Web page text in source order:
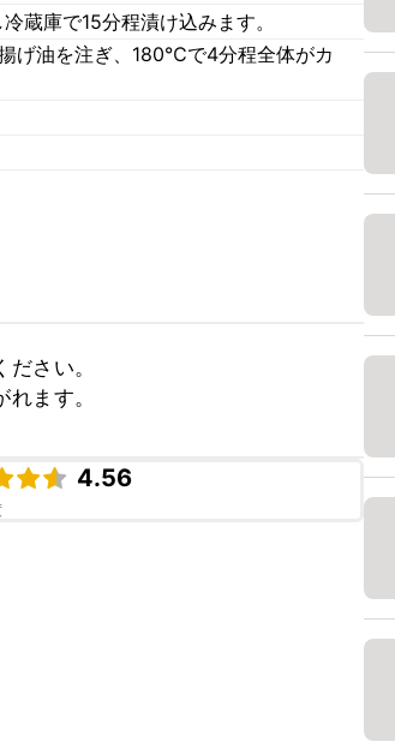
蔵庫で15分程漬け込みます。
げ油を注ぎ、180℃で4分程全体がカ
さい。
ます。
4.56